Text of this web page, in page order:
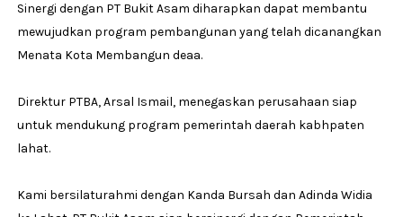
Sinergi dengan PT Bukit Asam diharapkan dapat membantu
mewujudkan program pembangunan yang telah dicanangkan
Menata Kota Membangun deaa.
Direktur PTBA, Arsal Ismail, menegaskan perusahaan siap
untuk mendukung program pemerintah daerah kabhpaten
lahat.
Kami bersilaturahmi dengan Kanda Bursah dan Adinda Widia